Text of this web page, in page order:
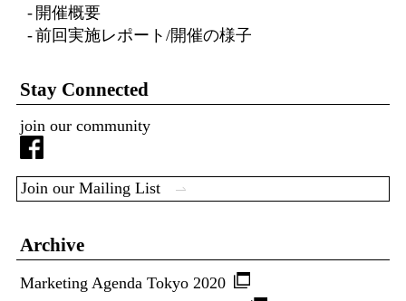
開催概要
前回実施レポート/開催の様子
Stay Connected
join our community
Join our Mailing List
Archive
Marketing Agenda Tokyo 2020